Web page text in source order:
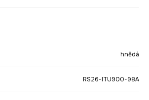
hnědá
RS26-ITU900-98A